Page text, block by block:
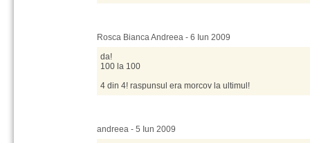
Rosca Bianca Andreea - 6 Iun 2009
da!
100 la 100
4 din 4! raspunsul era morcov la ultimul!
andreea - 5 Iun 2009